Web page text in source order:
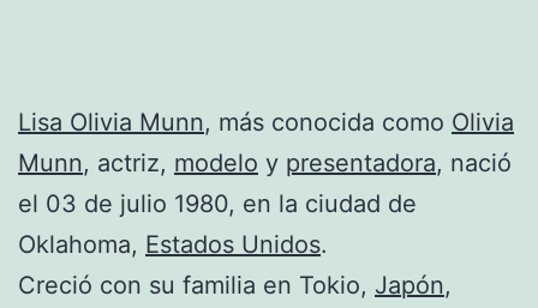
Lisa Olivia Munn, más conocida como Olivia
Munn, actriz, modelo y presentadora, nació
el 03 de julio 1980, en la ciudad de
Oklahoma, Estados Unidos.
Creció con su familia en Tokio, Japón,